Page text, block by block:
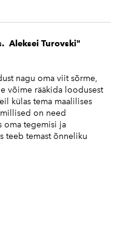
Aleksei Turovski"
nagu oma viit sõrme,
võime rääkida loodusest
külas tema maalilises
on need
oma tegemisi ja
teeb temast õnneliku